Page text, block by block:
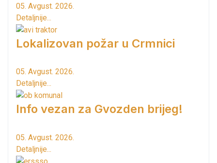
05. Avgust. 2026.
Detaljnije...
Lokalizovan požar u Crmnici
05. Avgust. 2026.
Detaljnije...
Info vezan za Gvozden brijeg!
05. Avgust. 2026.
Detaljnije...